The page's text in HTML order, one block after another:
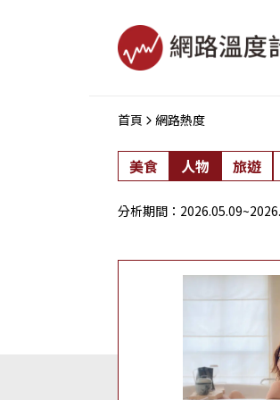
首頁 網路熱度
美食 人物 旅遊
分析期間： 2026.05.09~